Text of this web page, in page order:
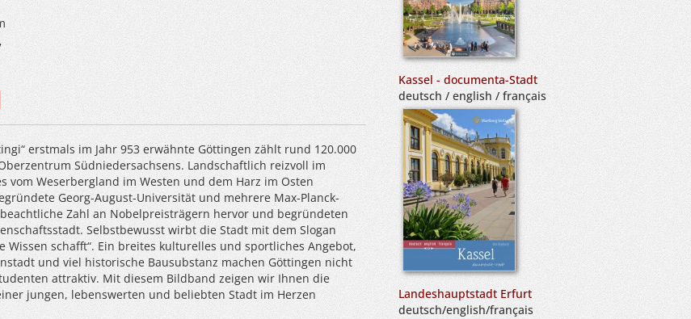
erstmals im Jahr 953 erwähnte Göttingen zählt rund 120.000
Südniedersachsens. Landschaftlich reizvoll im
vom Weserbergland im Westen und dem Harz im Osten
Georg-August-Universität und mehrere Max-Planck-
Zahl an Nobelpreisträgern hervor und begründeten
Selbstbewusst wirbt die Stadt mit dem Slogan
Wissen schafft“. Ein breites kulturelles und sportliches Angebot,
und viel historische Bausubstanz machen Göttingen nicht
attraktiv. Mit diesem Bildband zeigen wir Ihnen die
jungen, lebenswerten und beliebten Stadt im Herzen
Kassel - documenta-Stadt
deutsch / english / français
Landeshauptstadt Erfurt
deutsch/english/français